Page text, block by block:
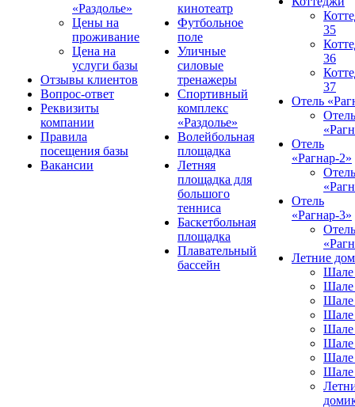
«Раздолье»
Цены на
проживание
Цена на
услуги базы
Отзывы клиентов
Вопрос-ответ
Реквизиты
компании
Правила
посещения базы
Вакансии
кинотеатр
Футбольное
поле
Уличные
силовые
тренажеры
Спортивный
комплекс
«Раздолье»
Волейбольная
площадка
Летняя
площадка для
большого
тенниса
Баскетбольная
площадка
Плавательный
бассейн
35
36
37
Отель
Отель
Отель
«Рагнар-2»
Отель
Отель
«Рагнар-3»
Отель
Летние